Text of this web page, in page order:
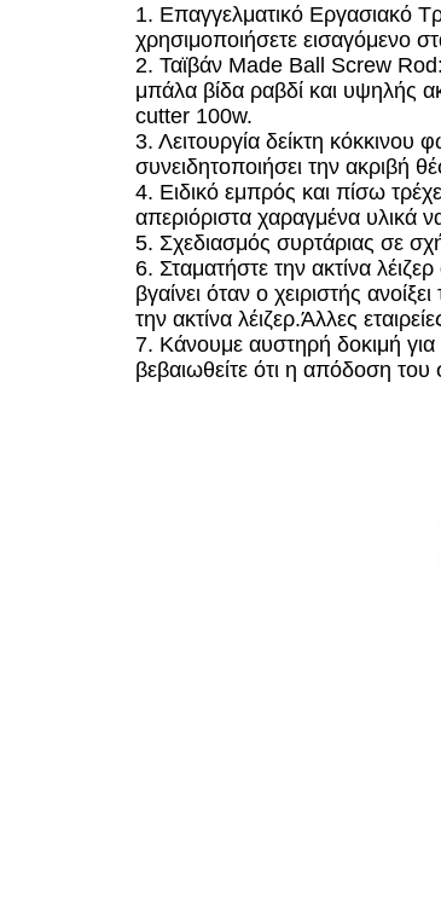
1. Επαγγελματικό Εργασιακό
χρησιμοποιήσετε εισαγόμενο
2. Ταϊβάν Made Ball Screw
μπάλα βίδα ραβδί και υψηλής
cutter 100w.
3. Λειτουργία δείκτη
συνειδητοποιήσει την ακριβή
4. Ειδικό εμπρός και πίσω
απεριόριστα χαραγμένα
5. Σχεδιασμός συρτάριας σε
6. Σταματήστε την ακτίνα
βγαίνει όταν ο χειριστής
την ακτίνα λέιζερ.Άλλες
7. Κάνουμε αυστηρή δοκιμή
βεβαιωθείτε ότι η απόδοση του